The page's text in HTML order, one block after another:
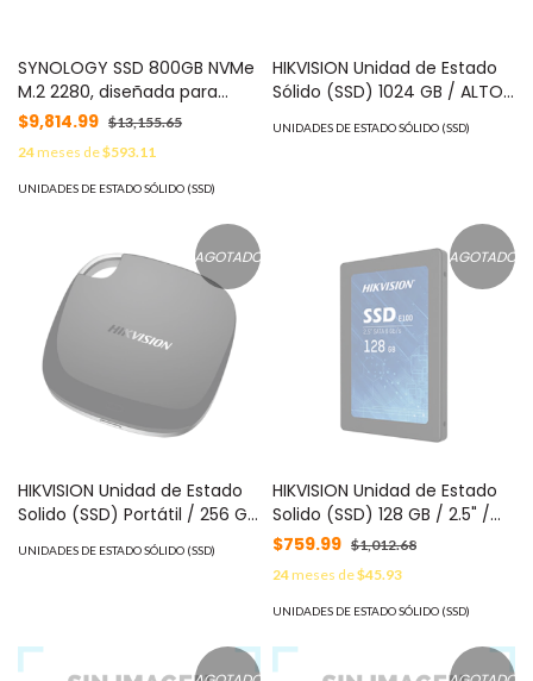
SYNOLOGY SSD 800GB NVMe
M.2 2280, diseñada para
Synology NAS con ranuras
M.2 integradas MOD:
SNV3400800G
$9,814.99 $13,155.65
24meses de$593.11
UNIDADES DE ESTADO SÓLIDO (SSD)
HIKVISION Unidad de Estado
Sólido (SSD) 1024 GB / ALTO
RENDIMIENTO / Hasta 2100
MB/s / M.2 NVMe / Para
UNIDADES DE ESTADO SÓLIDO (SSD)
AGOTADO
HIKVISION Unidad de Estado
Solido (SSD) Portátil / 256 GB
/ Conector USB C MOD: HS-
ESSD-T100I/256G
UNIDADES DE ESTADO SÓLIDO (SSD)
AGOTADO
HIKVISION Unidad de Estado
Solido (SSD) 128 GB / 2.5" /
ALTO PERFORMANCE / Para
Gaming y PC Trabajo Pesado
MOD: HS-SSD-E100/128G
$759.99 $1,012.68
24meses de$45.93
UNIDADES DE ESTADO SÓLIDO (SSD)